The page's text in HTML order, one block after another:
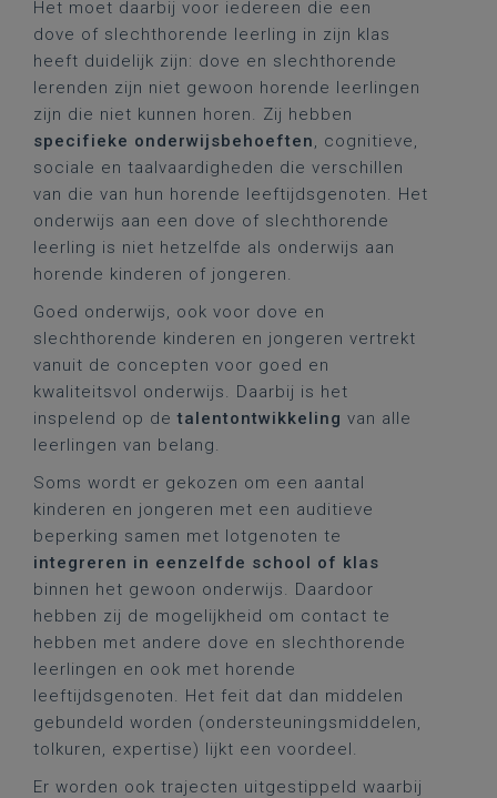
Het moet daarbij voor iedereen die een
dove of slechthorende leerling in zijn klas
heeft duidelijk zijn: dove en slechthorende
lerenden zijn niet gewoon horende leerlingen
zijn die niet kunnen horen. Zij hebben
specifieke onderwijsbehoeften, cognitieve,
sociale en taalvaardigheden die verschillen
van die van hun horende leeftijdsgenoten. Het
onderwijs aan een dove of slechthorende
leerling is niet hetzelfde als onderwijs aan
horende kinderen of jongeren.
Goed onderwijs, ook voor dove en
slechthorende kinderen en jongeren vertrekt
vanuit de concepten voor goed en
kwaliteitsvol onderwijs. Daarbij is het
inspelend op detalentontwikkeling van alle
leerlingen van belang.
Soms wordt er gekozen om een aantal
kinderen en jongeren met een auditieve
beperking samen met lotgenoten te
integreren in eenzelfde school of klas
binnen het gewoon onderwijs. Daardoor
hebben zij de mogelijkheid om contact te
hebben met andere dove en slechthorende
leerlingen en ook met horende
leeftijdsgenoten. Het feit dat dan middelen
gebundeld worden (ondersteuningsmiddelen,
tolkuren, expertise) lijkt een voordeel.
Er worden ook trajecten uitgestippeld waarbij